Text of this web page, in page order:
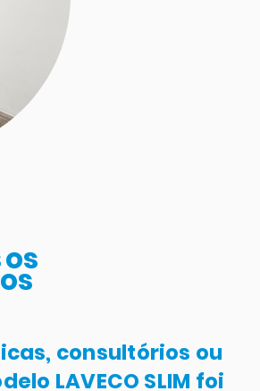
consultórios ou
LAVECO SLIM foi